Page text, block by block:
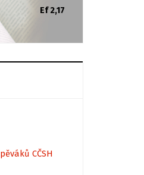
Ef 2,17
CČSH